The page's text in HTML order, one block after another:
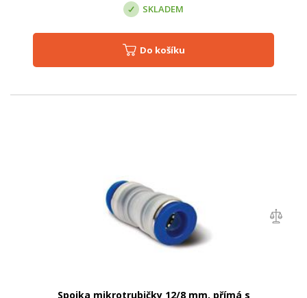
SKLADEM
Do košíku
Spojka mikrotrubičky 12/8 mm, přímá s